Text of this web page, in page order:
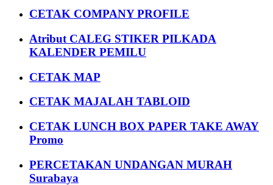
CETAK COMPANY PROFILE
Atribut CALEG STIKER PILKADA
KALENDER PEMILU
CETAK MAP
CETAK MAJALAH TABLOID
CETAK LUNCH BOX PAPER TAKE AWAY
Promo
PERCETAKAN UNDANGAN MURAH
Surabaya